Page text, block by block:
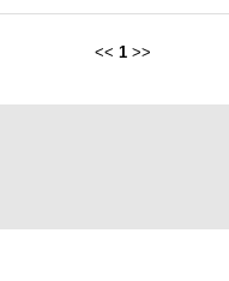
<< 1 >>